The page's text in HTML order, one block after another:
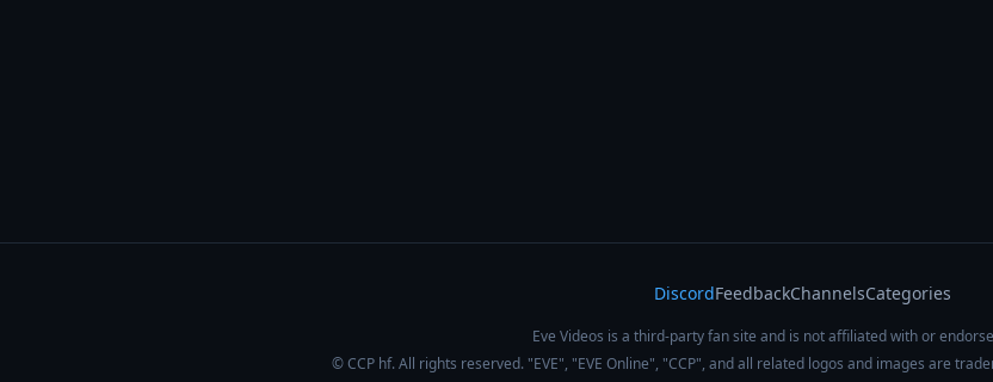
DiscordFeedbackChannelsCategories
Eve Videos is a third-party fan site and is not affiliated with or
© CCP hf. All rights reserved. "EVE", "EVE Online", "CCP", and all related logos and images are